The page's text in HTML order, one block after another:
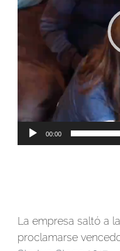
00:00
La empresa saltó a
proclamarse